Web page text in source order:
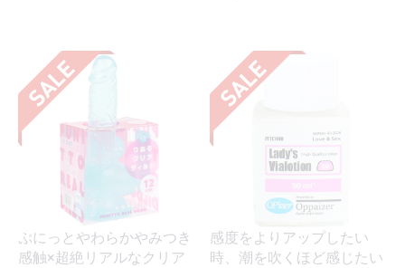
ぷにっとやわらかやみつき
感触×超絶リアルなクリア
感度をよりアップしたい
時、潮を吹くほど感じたい